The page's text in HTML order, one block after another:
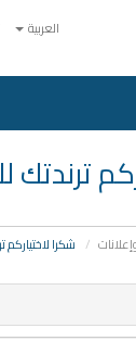
العربية
ترندتك
شكرا